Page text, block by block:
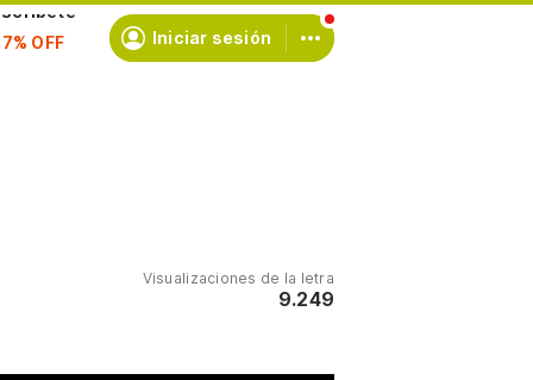
Iniciar sesión
Visualizaciones de la letra
9.249